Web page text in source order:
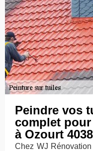
Peindre vos
complet
à Ozourt
Chez WJ